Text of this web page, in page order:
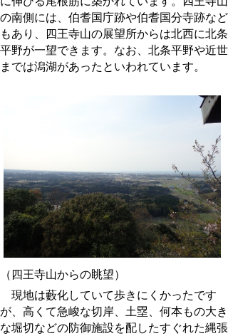
の南側には、伯耆国庁跡や伯耆国分寺跡など
もあり、四王寺山の展望所からは北西に北条
平野が一望できます。なお、北条平野や近世
までは潟湖があったといわれています。
（四王寺山からの眺望）
現地は藪化していて歩きにくかったです
が、高くて急峻な切岸、土塁、何本もの大き
な堀切などの防御施設を配したすぐれた縄張